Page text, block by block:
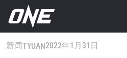
新闻TYUAN2022年1月31日